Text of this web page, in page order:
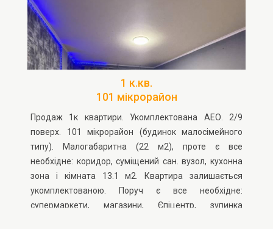
1 к.кв.
101 мікрорайон
Продаж 1к квартири. Укомплектована АЕО. 2/9
поверх. 101 мікрорайон (будинок малосімейного
типу). Малогабаритна (22 м2), проте є все
необхідне: коридор, суміщений сан. вузол, кухонна
зона і кімната 13.1 м2. Квартира залишається
укомплектованою. Поруч є все необхідне:
супермаркети, магазини, Єпіцентр, зупинка